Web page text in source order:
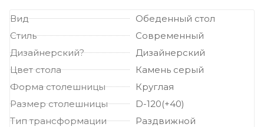
Вид
Обеденный стол
Стиль
Современный
Дизайнерский?
Дизайнерский
Цвет стола
Камень серый
Форма столешницы
Круглая
Размер столешницы
D-120(+40)
Тип трансформации
Раздвижной